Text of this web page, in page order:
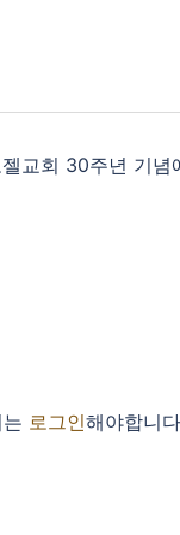
교회 30주년 기념
로그인해야합니